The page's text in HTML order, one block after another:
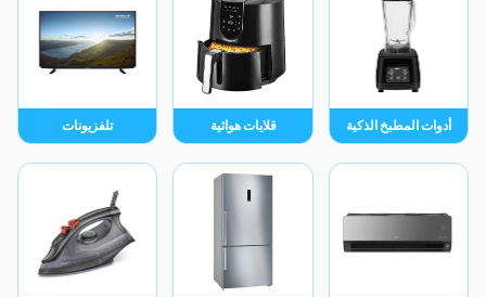
أدوات المطبخ الذكية قلايات هوائية تلفزيونات